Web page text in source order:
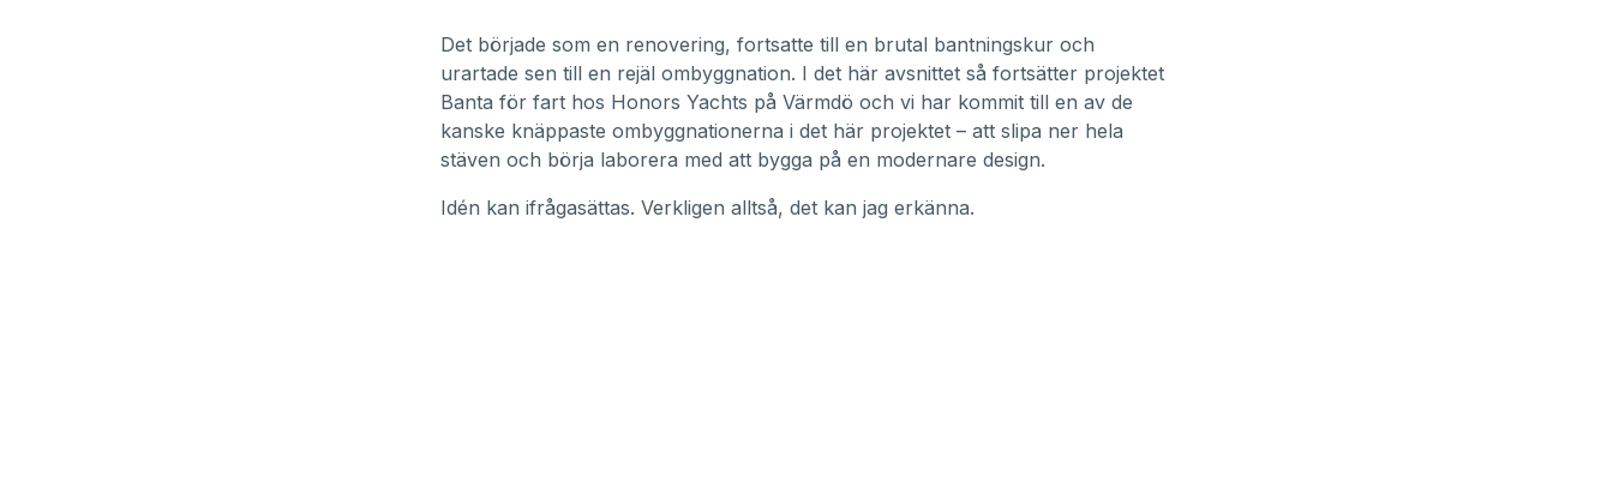
Det började som en renovering, fortsatte till en brutal bantningskur och
urartade sen till en rejäl ombyggnation. I det här avsnittet så fortsätter projektet
Banta för fart hos Honors Yachts på Värmdö och vi har kommit till en av de
kanske knäppaste ombyggnationerna i det här projektet – att slipa ner hela
stäven och börja laborera med att bygga på en modernare design.
Idén kan ifrågasättas. Verkligen alltså, det kan jag erkänna.